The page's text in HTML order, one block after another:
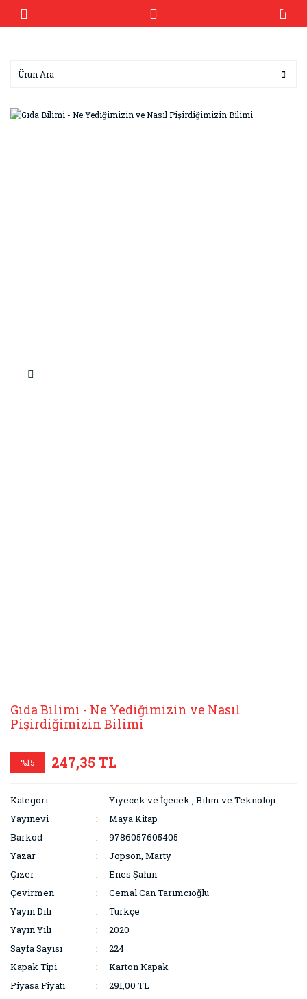
Gıda Bilimi - Ne Yediğimizin ve Nasıl
Pişirdiğimizin Bilimi
%15 247,35 TL
Kategori Yiyecek ve İçecek,Bilim ve Teknoloji
Yayınevi
Maya Kitap
Barkod
9786057605405
Yazar
Jopson, Marty
Çizer
Enes Şahin
Çevirmen
Cemal Can Tarımcıoğlu
Yayın Dili
Türkçe
Yayın Yılı
2020
Sayfa Sayısı
224
Kapak Tipi
Karton Kapak
Piyasa Fiyatı
291,00 TL